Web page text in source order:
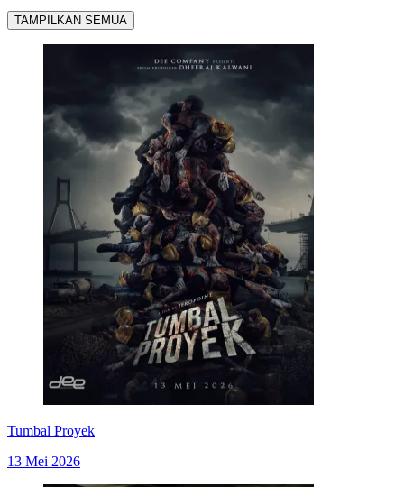
TAMPILKAN SEMUA
Tumbal Proyek
13 Mei 2026